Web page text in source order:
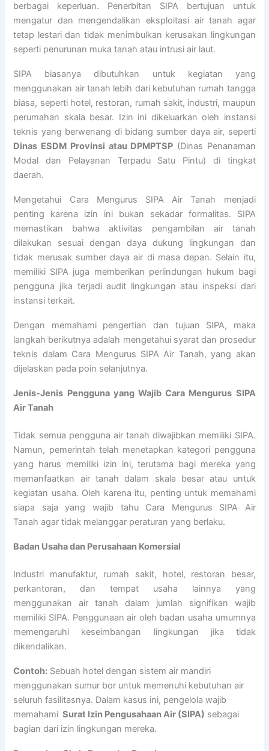
berbagai keperluan. Penerbitan SIPA bertujuan untuk
mengatur dan mengendalikan eksploitasi air tanah agar
tetap lestari dan tidak menimbulkan kerusakan lingkungan
seperti penurunan muka tanah atau intrusi air laut.
SIPA biasanya dibutuhkan untuk kegiatan yang
menggunakan air tanah lebih dari kebutuhan rumah tangga
biasa, seperti hotel, restoran, rumah sakit, industri, maupun
perumahan skala besar. Izin ini dikeluarkan oleh instansi
teknis yang berwenang di bidang sumber daya air, seperti
Dinas ESDM Provinsi atau DPMPTSP (Dinas Penanaman
Modal dan Pelayanan Terpadu Satu Pintu) di tingkat
daerah.
Mengetahui Cara Mengurus SIPA Air Tanah menjadi
penting karena izin ini bukan sekadar formalitas. SIPA
memastikan bahwa aktivitas pengambilan air tanah
dilakukan sesuai dengan daya dukung lingkungan dan
tidak merusak sumber daya air di masa depan. Selain itu,
memiliki SIPA juga memberikan perlindungan hukum bagi
pengguna jika terjadi audit lingkungan atau inspeksi dari
instansi terkait.
Dengan memahami pengertian dan tujuan SIPA, maka
langkah berikutnya adalah mengetahui syarat dan prosedur
teknis dalam Cara Mengurus SIPA Air Tanah, yang akan
dijelaskan pada poin selanjutnya.
Jenis-Jenis Pengguna yang Wajib Cara Mengurus SIPA
Air Tanah
Tidak semua pengguna air tanah diwajibkan memiliki SIPA.
Namun, pemerintah telah menetapkan kategori pengguna
yang harus memiliki izin ini, terutama bagi mereka yang
memanfaatkan air tanah dalam skala besar atau untuk
kegiatan usaha. Oleh karena itu, penting untuk memahami
siapa saja yang wajib tahu Cara Mengurus SIPA Air
Tanah agar tidak melanggar peraturan yang berlaku.
Badan Usaha dan Perusahaan Komersial
Industri manufaktur, rumah sakit, hotel, restoran besar,
perkantoran, dan tempat usaha lainnya yang
menggunakan air tanah dalam jumlah signifikan wajib
memiliki SIPA. Penggunaan air oleh badan usaha umumnya
memengaruhi keseimbangan lingkungan jika tidak
dikendalikan.
Contoh: Sebuah hotel dengan sistem air mandiri
menggunakan sumur bor untuk memenuhi kebutuhan air
seluruh fasilitasnya. Dalam kasus ini, pengelola wajib
memahami Surat Izin Pengusahaan Air (SIPA) sebagai
bagian dari izin lingkungan mereka.